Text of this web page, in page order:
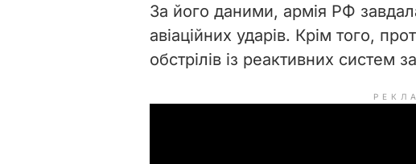
За його даними, армія РФ
авіаційних ударів. Крім того,
обстрілів із реактивних систем